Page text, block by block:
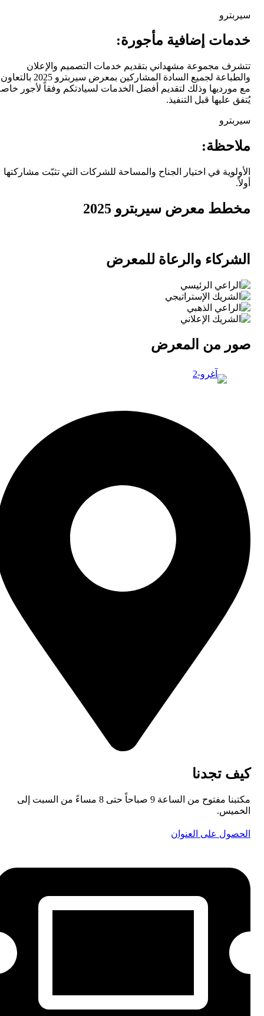
سيربترو
خدمات إضافية مأجورة:
تتشرف مجموعة مشهداني بتقديم خدمات التصميم والإعلان
والطباعة لجميع السادة المشاركين بمعرض سيربترو 2025 بالتعاون
مع مورديها وذلك لتقديم أفضل الخدمات لسيادتكم وفقاً لأجور
يُتفق عليها قبل التنفيذ.
سيربترو
ملاحظة:
الأولوية في اختيار الجناح والمساحة للشركات التي تثبّت مشاركتها
أولاً.
مخطط معرض سيربترو 2025
الشركاء والرعاة للمعرض
صور من المعرض
كيف تجدنا
مكتبنا مفتوح من الساعة 9 صباحاً حتى 8 مساءً من السبت إلى
الخميس.
الحصول على العنوان